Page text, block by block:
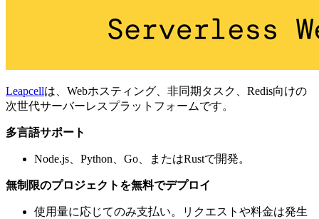
Leapcellは、Webホスティング、非同期タスク、Redis向けの
次世代サーバーレスプラットフォームです。
多言語サポート
Node.js、Python、Go、またはRustで開発。
無制限のプロジェクトを無料でデプロイ
使用量に応じてのみ支払い。リクエストや料金は発生